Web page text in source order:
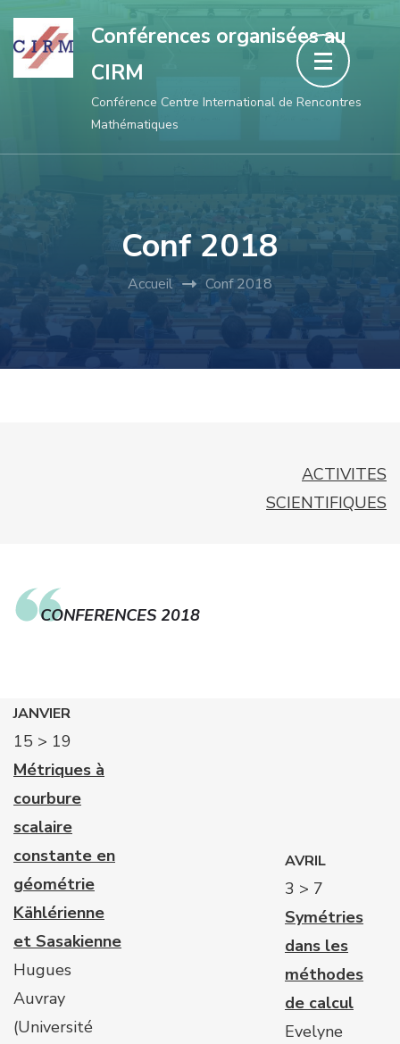
Aller
au
contenu
Conférences organisées au
CIRM
Conférence Centre International de Rencontres
Mathématiques
Conf 2018
Accueil Conf 2018
ACTIVITES
SCIENTIFIQUES
CONFERENCES 2018
JANVIER
15 > 19
Métriques à
courbure
scalaire
constante en
géométrie
Kählérienne
et Sasakienne
Hugues
Auvray
(Université
AVRIL
3 > 7
Symétries
dans les
méthodes
de calcul
Evelyne